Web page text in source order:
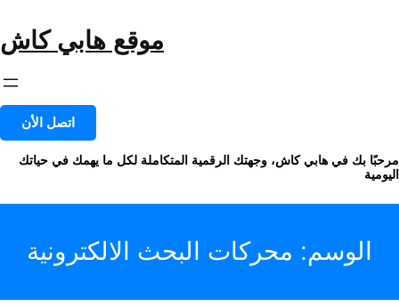
موقع هابي كاش
اتصل الأن
مرحبًا بك في هابي كاش، وجهتك الرقمية المتكاملة لكل ما يهمك في حياتك
اليومية
الوسم: محركات البحث الالكترونية